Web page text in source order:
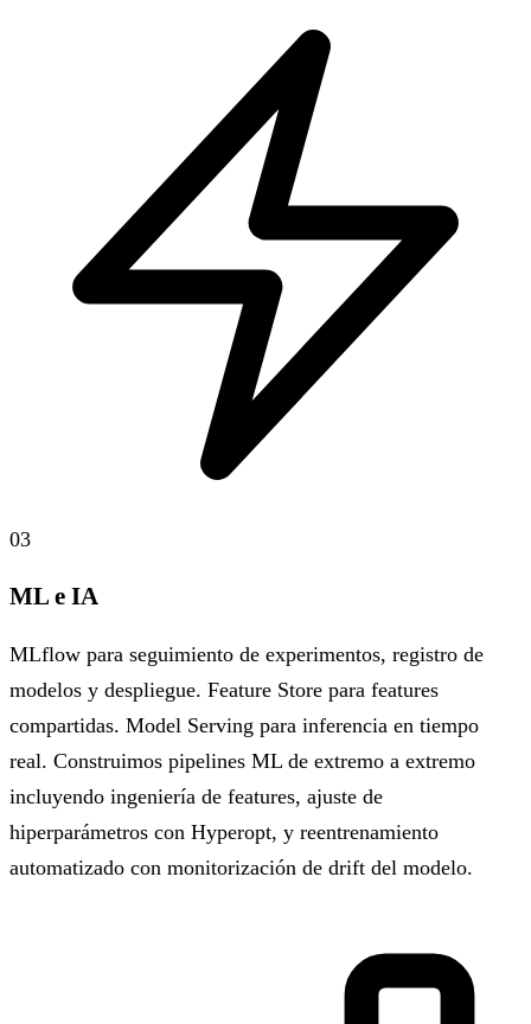
03
ML e IA
MLflow para seguimiento de experimentos, registro de
modelos y despliegue. Feature Store para features
compartidas. Model Serving para inferencia en tiempo
real. Construimos pipelines ML de extremo a extremo
incluyendo ingeniería de features, ajuste de
hiperparámetros con Hyperopt, y reentrenamiento
automatizado con monitorización de drift del modelo.